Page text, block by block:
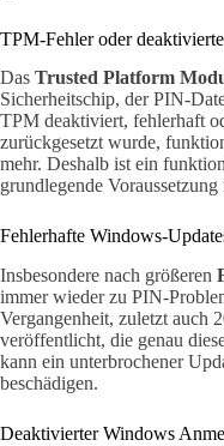
TPM-Fehler oder
Das Trusted Platform
Sicherheitschip, der PIN-
TPM deaktiviert, fehlerhaft
zurückgesetzt wurde,
mehr. Deshalb ist ein
grundlegende
Fehlerhafte Windows-
Insbesondere nach größeren
immer wieder zu PIN-
Vergangenheit, zuletzt auch
veröffentlicht, die genau
kann ein unterbrochener
beschädigen.
Deaktivierter Windows